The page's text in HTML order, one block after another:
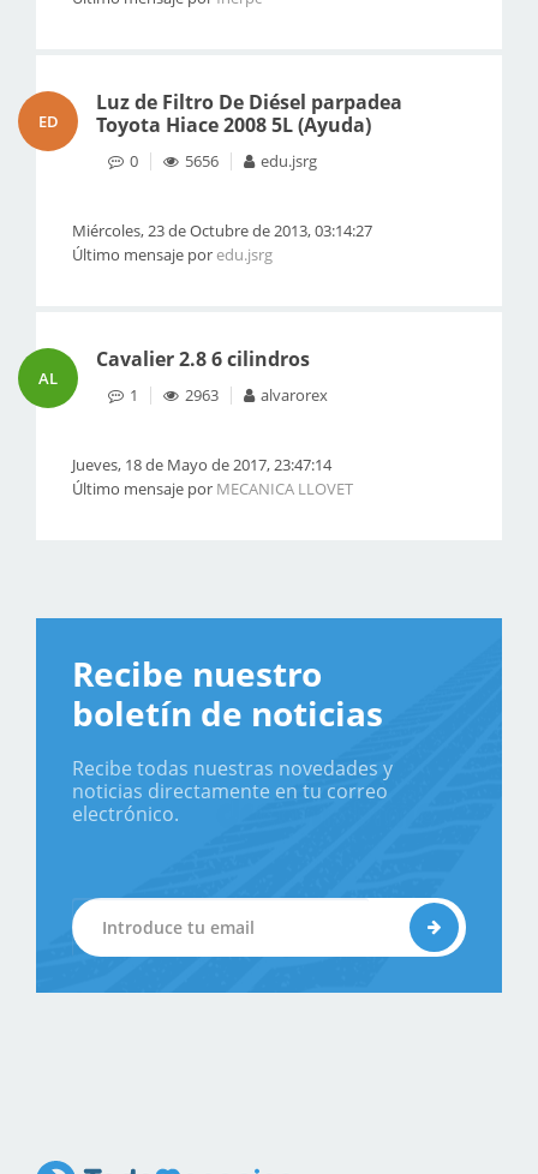
ED
Luz de Filtro De Diésel parpadea
Toyota Hiace 2008 5L (Ayuda)
0 5656 edu.jsrg
Miércoles, 23 de Octubre de 2013, 03:14:27
Último mensaje poredu.jsrg
AL
Cavalier 2.8 6 cilindros
1 2963 alvarorex
Jueves, 18 de Mayo de 2017, 23:47:14
Último mensaje por MECANICA LLOVET
Recibe nuestro
boletín de noticias
Recibe todas nuestras novedades y
noticias directamente en tu correo
electrónico.